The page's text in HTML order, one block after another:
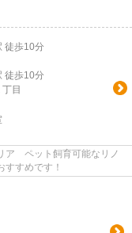
徒歩10分
徒歩10分
丁目
ア ペット飼育可能なリノ
すめです！